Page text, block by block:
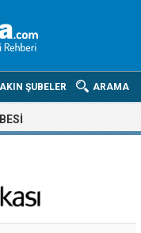
ARAMA
ŞUBELER